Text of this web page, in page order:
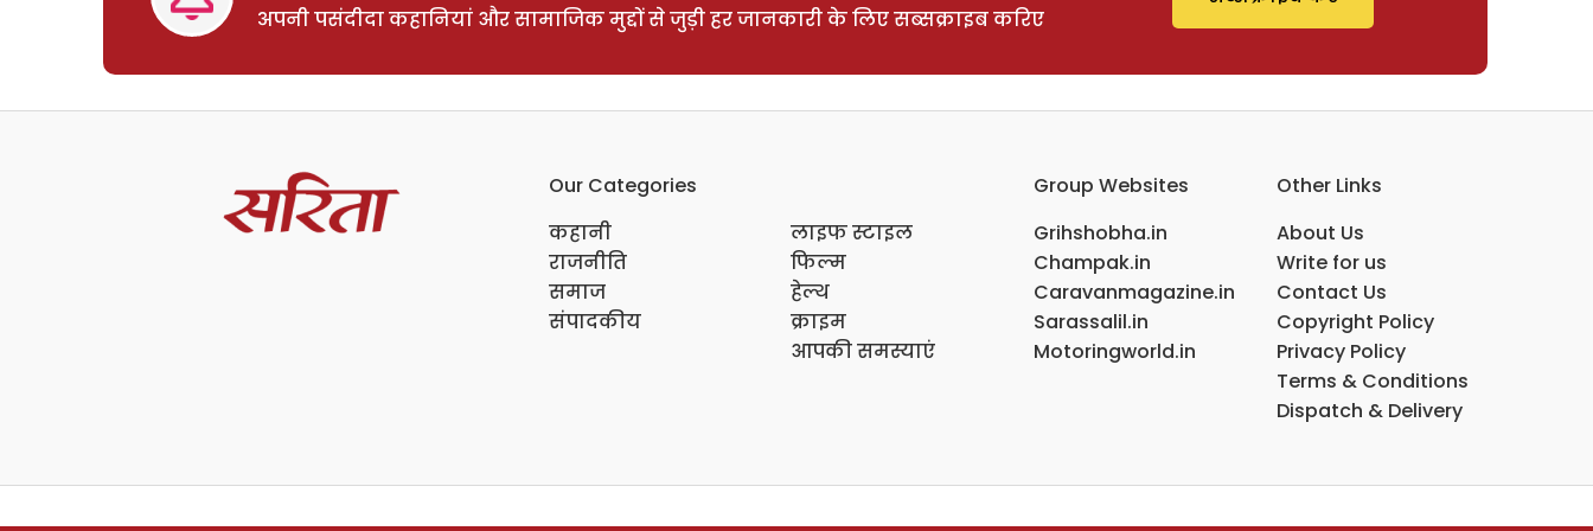
अपनी पसंदीदा कहानियां और सामाजिक मुद्दों से जुड़ी हर जानकारी के लिए सब्सक्राइब करिए
Our Categories
कहानी
राजनीति
समाज
संपादकीय
लाइफ स्टाइल
फिल्म
हेल्थ
क्राइम
आपकी समस्याएं
Group Websites
Grihshobha.in
Champak.in
Caravanmagazine.in
Sarassalil.in
Motoringworld.in
Other Links
About Us
Write for us
Contact Us
Copyright Policy
Privacy Policy
Terms & Conditions
Dispatch & Delivery